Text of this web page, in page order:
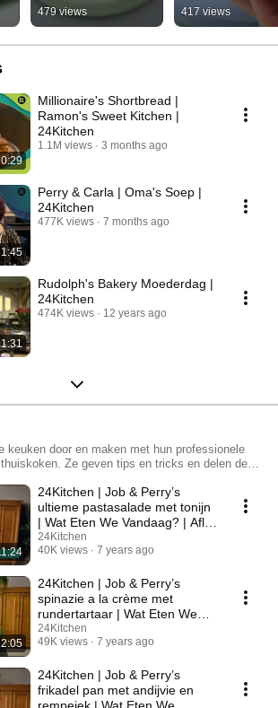
479 views 417 views
0:29
Millionaire's Shortbread |
Ramon's Sweet Kitchen |
24Kitchen
1.1M views 3 months ago
1:45
Perry & Carla | Oma's Soep |
24Kitchen
477K views 7 months ago
Rudolph's Bakery Moederdag |
24Kitchen
474K views 12 years ago
keuken door en maken met hun professionele
Ze geven tips en tricks en delen de
24Kitchen | Job & Perry’s
ultieme pastasalade met tonijn
| Wat Eten We Vandaag? | Afl.
190
24Kitchen
40K views
7 years ago
24Kitchen | Job & Perry’s
spinazie a la crème met
rundertartaar | Wat Eten We
Vandaag? | Afl. 146
24Kitchen
49K views
7 years ago
24Kitchen | Job & Perry’s
frikadel pan met andijvie en